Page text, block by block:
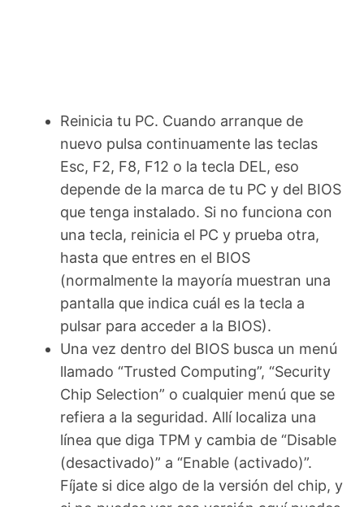
Reinicia tu PC. Cuando arranque de
nuevo pulsa continuamente las teclas
Esc, F2, F8, F12 o la tecla DEL, eso
depende de la marca de tu PC y del BIOS
que tenga instalado. Si no funciona con
una tecla, reinicia el PC y prueba otra,
hasta que entres en el BIOS
(normalmente la mayoría muestran una
pantalla que indica cuál es la tecla a
pulsar para acceder a la BIOS).
Una vez dentro del BIOS busca un menú
llamado “Trusted Computing”, “Security
Chip Selection” o cualquier menú que se
refiera a la seguridad. Allí localiza una
línea que diga TPM y cambia de “Disable
(desactivado)” a “Enable (activado)”.
Fíjate si dice algo de la versión del chip, y